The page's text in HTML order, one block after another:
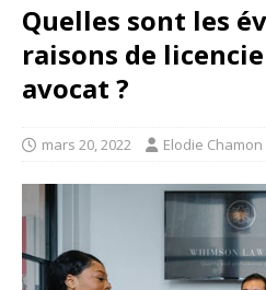
Quelles sont les
raisons de
avocat ?
mars 20, 2022 Elodie Chamon